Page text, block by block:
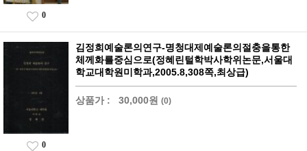
0
김정희예술론의연구-명청대제예술론의절충을통한
체께화를중심으로(정혜린털학박사학위논문,서울대
학교대학원미학과,2005.8,308쪽,최상급)
상품가 : 30,000원 (0)
0